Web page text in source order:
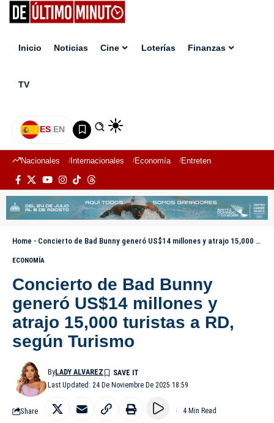
Inicio Noticias Cine Loterías Finanzas
TV
ES|EN
Nacionales Internacionales Economía Entretenimiento
Home - Concierto de Bad Bunny generó US$14 millones y atrajo 15,000 turistas a RD, según Turismo
ECONOMÍA
Concierto de Bad Bunny
generó US$14 millones y
atrajo 15,000 turistas a RD,
según Turismo
Last Updated: 24 De Noviembre De 2025 18:59
ByLADY ALVAREZ
Share 4 Min Read